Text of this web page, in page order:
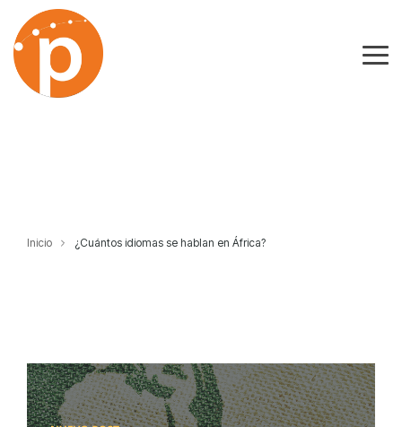
the
main
content.
Inicio ¿Cuántos idiomas se hablan en África?